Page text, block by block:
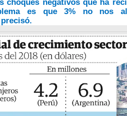
es que 3% no nos
precisó.